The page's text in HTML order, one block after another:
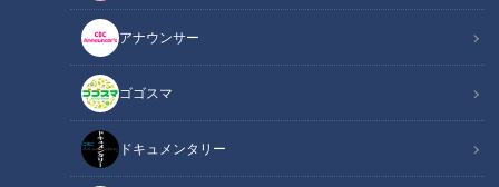
アナウンサー
ゴゴスマ
ドキュメンタリー